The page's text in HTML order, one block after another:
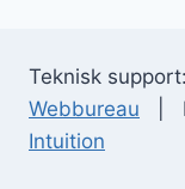
Teknisk support:
Webbureau |
Intuition